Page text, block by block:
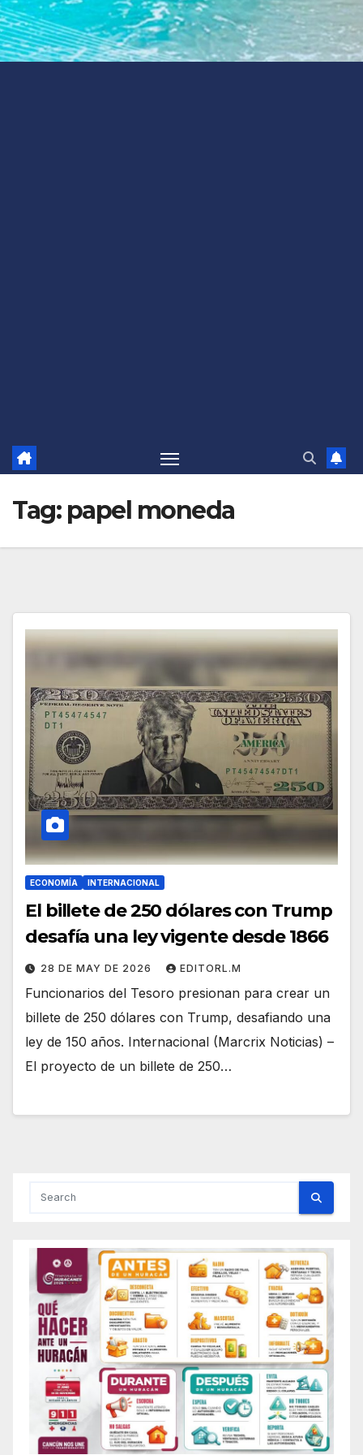
Tag: papel moneda
ECONOMÍA INTERNACIONAL
El billete de 250 dólares con Trump
desafía una ley vigente desde 1866
28 DE MAY DE 2026 EDITORL.M
Funcionarios del Tesoro presionan para crear un
billete de 250 dólares con Trump, desafiando una
ley de 150 años. Internacional (Marcrix Noticias) –
El proyecto de un billete de 250…